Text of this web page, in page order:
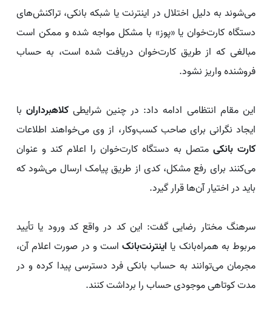
می‌شوند به دلیل اختلال در اینترنت یا شبکه بانکی، تراکنش‌های
دستگاه کارت‌خوان یا «پوز» با مشکل مواجه شده و ممکن است
مبالغی که از طریق کارت‌خوان دریافت شده است، به حساب
فروشنده واریز نشود.
این مقام انتظامی ادامه داد: در چنین شرایطی کلاهبرداران با
ایجاد نگرانی برای صاحب کسب‌وکار، از وی می‌خواهند اطلاعات
کارت بانکی متصل به دستگاه کارت‌خوان را اعلام کند و عنوان
می‌کنند برای رفع مشکل، کدی از طریق پیامک ارسال می‌شود که
باید در اختیار آن‌ها قرار گیرد.
سرهنگ مختار رضایی گفت: این کد در واقع کد ورود یا تأیید
مربوط به همراه‌بانک یا اینترنت‌بانک است و در صورت اعلام آن،
مجرمان می‌توانند به حساب بانکی فرد دسترسی پیدا کرده و در
مدت کوتاهی موجودی حساب را برداشت کنند.